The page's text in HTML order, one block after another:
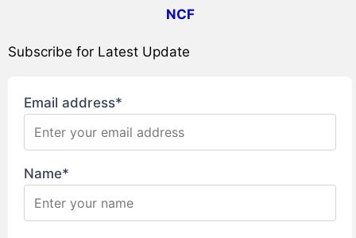
NCF
Subscribe for Latest Update
Email address*
Name*